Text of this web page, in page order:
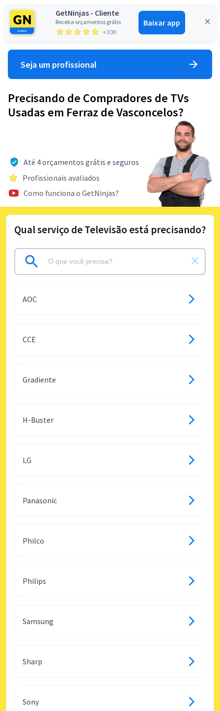
GetNinjas - Cliente
Receba orçamentos grátis
+30K
Baixar app
Entrar
Seja um profissional
Precisando de Compradores de TVs
Usadas em Ferraz de Vasconcelos?
Até 4 orçamentos grátis e seguros
Profissionais avaliados
Como funciona o GetNinjas?
Qual serviço de Televisão está precisando?
AOC
CCE
Gradiente
H-Buster
LG
Panasonic
Philco
Philips
Samsung
Sharp
Sony